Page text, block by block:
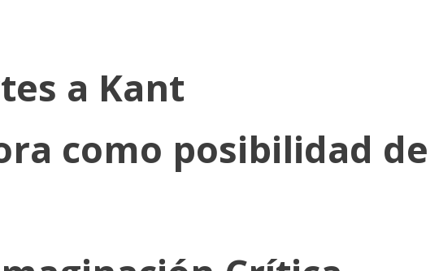
a Kant
como posibilidad de